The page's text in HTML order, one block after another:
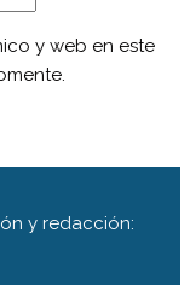
y web en este
y redacción: